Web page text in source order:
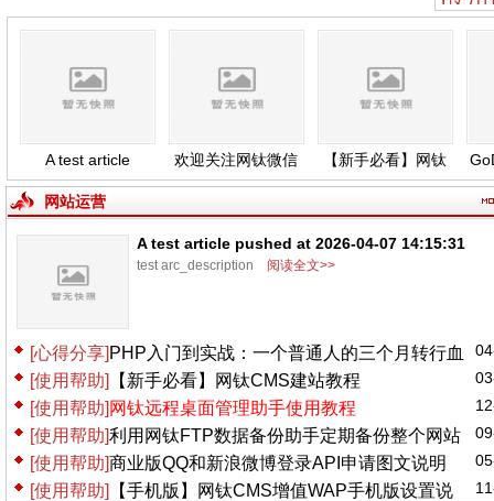
A test article
pushed at 2026-
04-07 14:15:31
欢迎关注网钛微信
公众号，功能更新
【新手必看】网钛
CMS建站教程
网站运营
A test article pushed at 2026-04-07 14:15:31
test arc_description 阅读全文>>
[心得分享]PHP入门到实战：一个普通人的三个月转行血
泪史
[使用帮助] 【新手必看】网钛CMS建站教程
[使用帮助]网钛远程桌面管理助手使用教程
[使用帮助]利用网钛FTP数据备份助手定期备份整个网站
[使用帮助]商业版QQ和新浪微博登录API申请图文说明
[使用帮助] 【手机版】网钛CMS增值WAP手机版设置说